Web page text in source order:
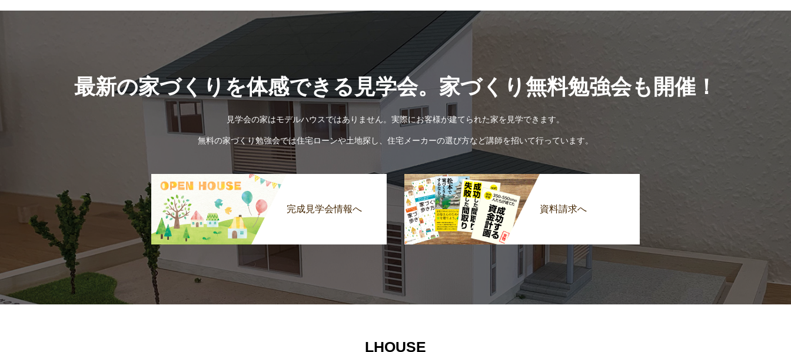
最新の家づくりを体感できる見学会。家づくり無料勉強会も開催！
見学会の家はモデルハウスではありません。実際にお客様が建てられた家を見学できます。
無料の家づくり勉強会では住宅ローンや土地探し、住宅メーカーの選び方など講師を招いて行っています。
完成見学会情報へ 資料請求へ
LHOUSE